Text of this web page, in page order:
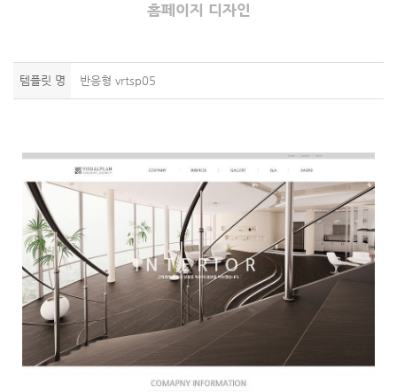
홈페이지 디자인
템플릿 명 반응형 vrtsp05